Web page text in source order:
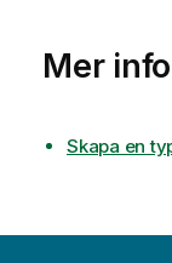
Mer
Skapa en